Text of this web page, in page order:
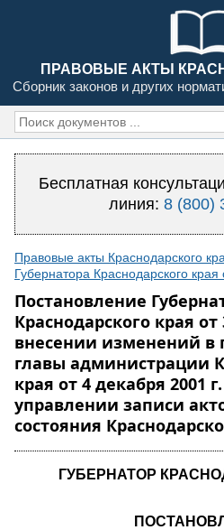
ПРАВОВЫЕ АКТЫ
Сборник законов и других
Бесплатная
линия:8 (800)
Правовые акты Краснодарского
Губернатора Краснодарского
Постановление
Краснодарского края от
внесении изменений в
главы администрации
края от 4 декабря 2001
управлении записи
состояния
ГУБЕРНАТОР